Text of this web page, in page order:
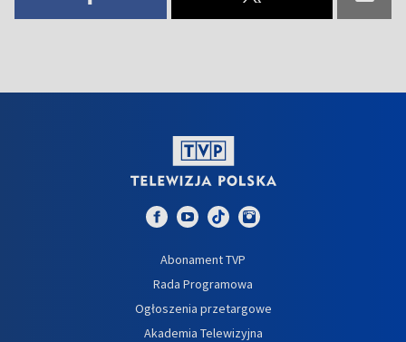
Abonament TVP
Rada Programowa
Ogłoszenia przetargowe
Akademia Telewizyjna